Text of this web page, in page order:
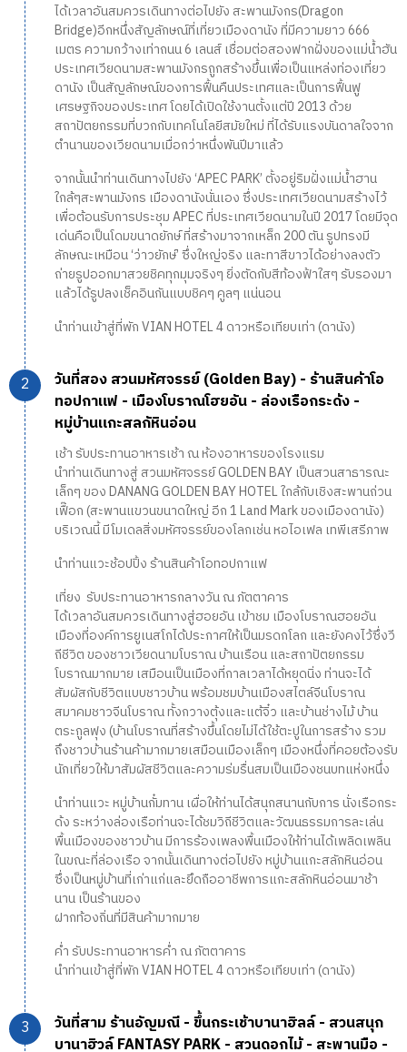
ได้เวลาอันสมควรเดินทางต่อไปยัง สะพานมังกร(Dragon
Bridge)อีกหนึ่งสัญลักษณ์ที่เที่ยวเมืองดานัง ที่มีความยาว 666
เมตร ความกว้างเท่าถนน 6 เลนส์ เชื่อมต่อสองฟากฝั่งของแม่น้ำฮัน
ประเทศเวียดนามสะพานมังกรถูกสร้างขึ้นเพื่อเป็นแหล่งท่องเที่ยว
ดานัง เป็นสัญลักษณ์ของการฟื้นคืนประเทศและเป็นการฟื้นฟู
เศรษฐกิจของประเทศ โดยได้เปิดใช้งานตั้งแต่ปี 2013 ด้วย
สถาปัตยกรรมที่บวกกับเทคโนโลยีสมัยใหม่ ที่ได้รับแรงบันดาลใจจาก
ตำนานของเวียดนามเมื่อกว่าหนึ่งพันปีมาแล้ว
จากนั้นนำท่านเดินทางไปยัง ‘APEC PARK’ ตั้งอยู่ริมฝั่งแม่น้ำฮาน
ใกล้ๆสะพานมังกร เมืองดานังนั่นเอง ซึ่งประเทศเวียดนามสร้างไว้
เพื่อต้อนรับการประชุม APEC ที่ประเทศเวียดนามในปี 2017 โดยมีจุด
เด่นคือเป็นโดมขนาดยักษ์ ที่สร้างมาจากเหล็ก 200 ตัน รูปทรงมี
ลักษณะเหมือน ‘ว่าวยักษ์’ ซึ่งใหญ่จริง และทาสีขาวได้อย่างลงตัว
ถ่ายรูปออกมาสวยชิคทุกมุมจริงๆ ยิ่งตัดกับสีท้องฟ้าใสๆ รับรองมา
แล้วได้รูปลงเช็คอินกันแบบชิคๆ คูลๆ แน่นอน
นำท่านเข้าสู่ที่พัก VIAN HOTEL 4 ดาวหรือเทียบเท่า (ดานัง)
วันที่สอง สวนมหัศจรรย์ (Golden Bay) - ร้านสินค้าโอ
ทอปกาแฟ - เมืองโบราณโฮยอัน - ล่องเรือกระด้ง -
หมู่บ้านแกะสลกัหินอ่อน
เช้า รับประทานอาหารเช้า ณ ห้องอาหารของโรงแรม
นำท่านเดินทางสู่ สวนมหัศจรรย์ GOLDEN BAY เป็นสวนสาธารณะ
เล็กๆ ของ DANANG GOLDEN BAY HOTEL ใกล้กับเชิงสะพานถ่วน
เฟื๊อก (สะพานแขวนขนาดใหญ่ อีก 1 Land Mark ของเมืองดานัง)
บริเวณนี้ มีโมเดลสิ่งมหัศจรรย์ของโลกเช่น หอไอเฟล เทพีเสรีภาพ
นำท่านแวะช้อปปิ้ง ร้านสินค้าโอทอปกาแฟ
เที่ยง รับประทานอาหารกลางวัน ณ ภัตตาคาร
ได้เวลาอันสมควรเดินทางสู่ฮอยอัน เข้าชม เมืองโบราณฮอยอัน
เมืองที่องค์การยูเนสโกได้ประกาศให้เป็นมรดกโลก และยังคงไว้ซึ่งวี
ถีชีวิต ของชาวเวียดนามโบราณ บ้านเรือน และสถาปัตยกรรม
โบราณมากมาย เสมือนเป็นเมืองที่กาลเวลาได้หยุดนิ่ง ท่านจะได้
สัมผัสกับชีวิตแบบชาวบ้าน พร้อมชมบ้านเมืองสไตล์จีนโบราณ
สมาคมชาวจีนโบราณ ทั้งกวางตุ้งและแต้จิ๋ว และบ้านช่างไม้ บ้าน
ตระกูลฟุง (บ้านโบราณที่สร้างขึ้นโดยไม่ได้ใช้ตะปูในการสร้าง รวม
ถึงชาวบ้านร้านค้ามากมายเสมือนเมืองเล็กๆ เมืองหนึ่งที่คอยต้องรับ
นักเที่ยวให้มาสัมผัสชีวิตและความร่มรื่นสมเป็นเมืองชนบทแห่งหนึ่ง
นำท่านแวะ หมู่บ้านกั๋มทาน เผื่อให้ท่านได้สนุกสนานกับการ นั่งเรือกระ
ด้ง ระหว่างล่องเรือท่านจะได้ชมวิถีชีวิตและวัฒนธรรมการละเล่น
พื้นเมืองของชาวบ้าน มีการร้องเพลงพื้นเมืองให้ท่านได้เพลิดเพลิน
ในขณะที่ล่องเรือ จากนั้นเดินทางต่อไปยัง หมู่บ้านแกะสลักหินอ่อน
ซึ่งเป็นหมู่บ้านที่เก่าแก่และยึดถืออาชีพการแกะสลักหินอ่อนมาช้า
นาน เป็นร้านของ
ฝากท้องถิ่นที่มีสินค้ามากมาย
ค่ำ รับประทานอาหารค่ำ ณ ภัตตาคาร
นำท่านเข้าสู่ที่พัก VIAN HOTEL 4 ดาวหรือเทียบเท่า (ดานัง)
วันที่สาม ร้านอัญมณี - ขึ้นกระเช้าบานาฮิลล์ - สวนสนุก
บานาฮิวล์ FANTASY PARK - สวนดอกไม้ - สะพานมือ -